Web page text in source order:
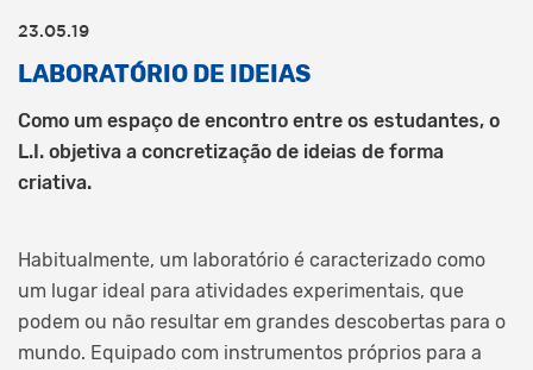
23.05.19
LABORATÓRIO DE IDEIAS
Como um espaço de encontro entre os estudantes, o
L.I. objetiva a concretização de ideias de forma
criativa.
Habitualmente, um laboratório é caracterizado como
um lugar ideal para atividades experimentais, que
podem ou não resultar em grandes descobertas para o
mundo. Equipado com instrumentos próprios para a